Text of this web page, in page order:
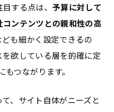
目する点は、予算に対して
コンテンツ との親和性の高
も細かく設定できるの
欲している層を的確に定
もつながります。
、サイト自体がニーズと